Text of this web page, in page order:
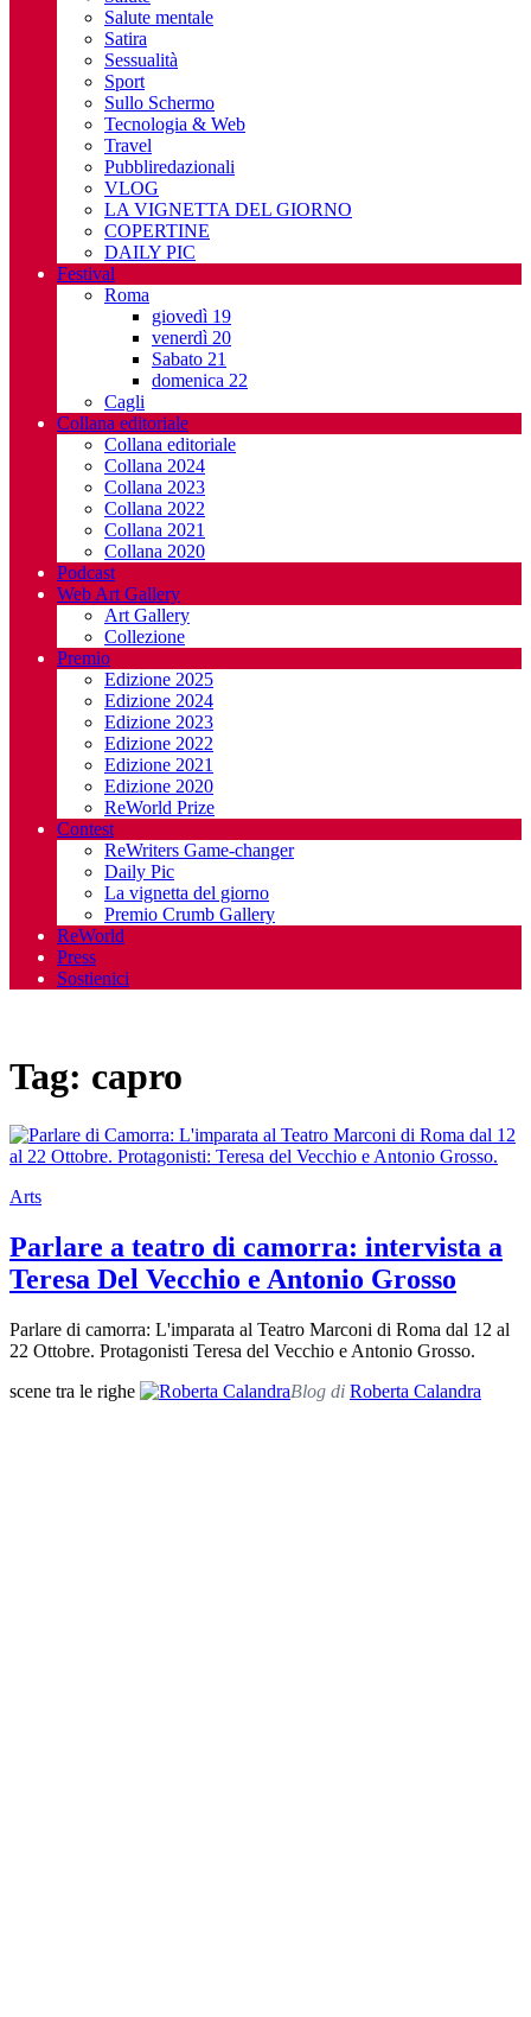
Salute mentale
Satira
Sessualità
Sport
Sullo Schermo
Tecnologia & Web
Travel
Pubbliredazionali
VLOG
LA VIGNETTA DEL GIORNO
COPERTINE
DAILY PIC
Festival
Roma
giovedì 19
venerdì 20
Sabato 21
domenica 22
Cagli
Collana editoriale
Collana editoriale
Collana 2024
Collana 2023
Collana 2022
Collana 2021
Collana 2020
Podcast
Web Art Gallery
Art Gallery
Collezione
Premio
Edizione 2025
Edizione 2024
Edizione 2023
Edizione 2022
Edizione 2021
Edizione 2020
ReWorld Prize
Contest
ReWriters Game-changer
Daily Pic
La vignetta del giorno
Premio Crumb Gallery
ReWorld
Press
Sostienici
Tag: capro
Arts
Parlare a teatro di camorra: intervista a
Teresa Del Vecchio e Antonio Grosso
Parlare di camorra: L'imparata al Teatro Marconi di Roma dal 12 al
22 Ottobre. Protagonisti Teresa del Vecchio e Antonio Grosso.
scene tra le righe
Blog di Roberta Calandra